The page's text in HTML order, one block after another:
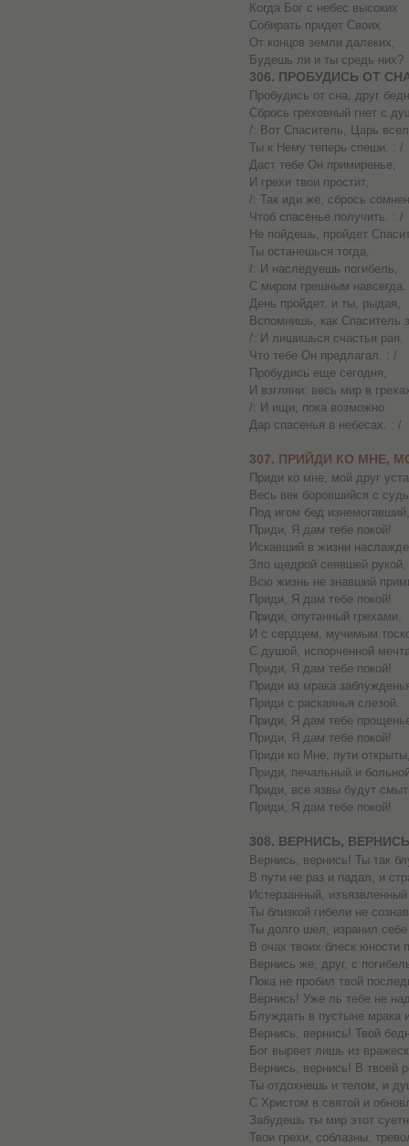
Когда Бог с небес высоких
Собирать придет Своих
От концов земли далеких,
Будешь ли и ты средь них?
306. ПРОБУДИСЬ ОТ
Пробудись от сна, друг
Сбрось греховный гнет с
/: Вот Спаситель, Царь
Ты к Нему теперь спеши. : /
Даст тебе Он примиренье,
И грехи твои простит,
/: Так иди же, сбрось
Чтоб спасенье получить. : /
Не пойдешь, пройдет
Ты останешься тогда,
/: И наследуешь погибель,
С миром грешным
День пройдет, и ты, рыдая,
Вспомнишь, как Спаситель
/: И лишишься счастья рая,
Что тебе Он предлагал. : /
Пробудись еще сегодня,
И взгляни: весь мир в
/: И ищи, пока возможно
Дар спасенья в небесах. : /
307. ПРИЙДИ КО МНЕ,
Приди ко мне, мой друг
Весь век боровшийся с
Под игом бед изнемогавший,
Приди, Я дам тебе покой!
Искавший в жизни
Зло щедрой сеявшей рукой,
Всю жизнь не знавший
Приди, Я дам тебе покой!
Приди, опутанный грехами,
И с сердцем, мучимым
С душой, испорченной
Приди, Я дам тебе покой!
Приди из мрака
Приди с раскаянья слезой.
Приди, Я дам тебе
Приди, Я дам тебе покой!
Приди ко Мне, пути
Приди, печальный и
Приди, все язвы будут
Приди, Я дам тебе покой!
308. ВЕРНИСЬ,
Вернись, вернись! Ты так
В пути не раз и падал, и
Истерзанный, изъязвленный
Ты близкой гибели не
Ты долго шел, изранил себе
В очах твоих блеск юности
Вернись же, друг, с
Пока не пробил твой
Вернись! Уже ль тебе не
Блуждать в пустыне мрака
Вернись, вернись! Твой
Бог вырвет лишь из
Вернись, вернись! В твоей
Ты отдохнешь и телом, и
С Христом в святой и
Забудешь ты мир этот
Твои грехи, соблазны,